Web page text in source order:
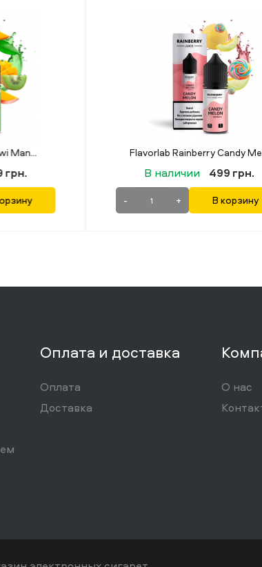
грн. В наличии 219 грн.
+ В корзину
Оплата и доставка
Оплата
Доставка
О нас